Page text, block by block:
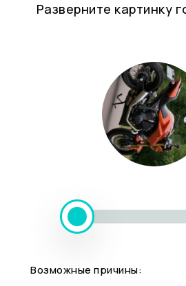
Разверните картинку
Возможные причины: